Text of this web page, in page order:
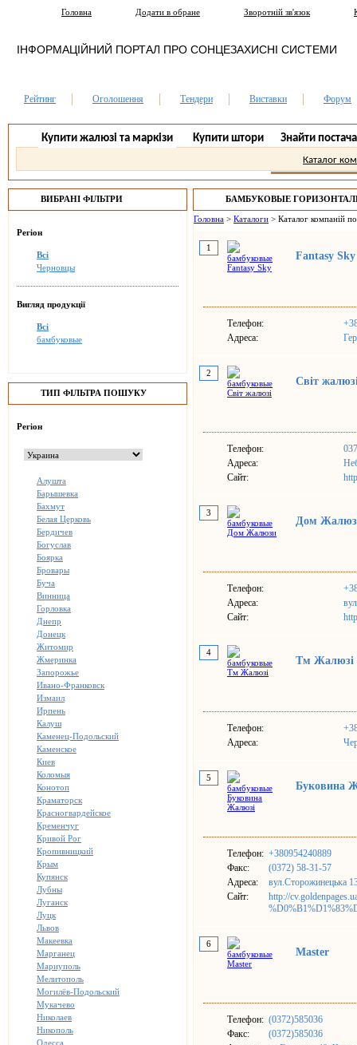
Головна Додати в обране Зворотній зв'язок
ІНФОРМАЦІЙНИЙ ПОРТАЛ ПРО СОНЦЕЗАХИСНІ СИСТЕМИ
Рейтинг Оголошення Тендери Виставки Форум
Купити жалюзі та маркізи Купити штори Знайти
Каталог
ВИБРАНІ ФІЛЬТРИ
Регіон
Всі
Черновцы
Вигляд продукції
Всі
бамбуковые
ТИП ФІЛЬТРА ПОШУКУ
Регіон
Алушта
Барышевка
Бахмут
Белая Церковь
Бердичев
Богуслав
Боярка
Бровары
Буча
Винница
Горловка
Днепр
Донецк
Житомир
Жмеринка
Запорожье
Ивано-Франковск
Измаил
Ирпень
Калуш
Каменец-Подольский
Каменское
Киев
Коломыя
Конотоп
Краматорск
Красногвардейское
Кременчуг
Кривой Рог
Кропивницкий
Крым
Купянск
Лубны
Луганск
Луцк
Львов
Макеевка
Марганец
Мариуполь
Мелитополь
Могилёв-Подольский
Мукачево
Николаев
Никополь
Одесса
БАМБУКОВЫЕ
ЧЕРНОВЦЫ.
Головна > Каталоги > Каталог компаній
1
Fantasy Sky
Телефон:
Адреса:
2
Світ
Телефон:
Адреса:
Сайт:
3
Дом
Телефон:
Адреса:
Сайт:
4
Тм Жалюзі
Телефон:
Адреса:
5
Буковина
Телефон: +380954240889
Факс:
(0372) 58-31-57
Адреса:
вул.Сторожинецька
Сайт:
http://
6
Master
Телефон: (0372)585036
Факс:
(0372)585036